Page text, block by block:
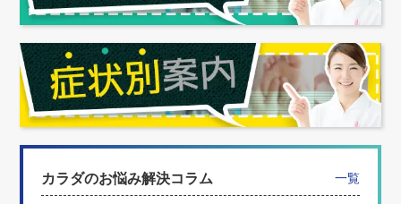
カラダのお悩み解決コラム 一覧